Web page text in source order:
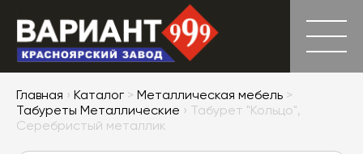
Главная › Каталог > Металлическая мебель >
Табуреты Металлические › Табурет "Кольцо",
Серебристый металлик